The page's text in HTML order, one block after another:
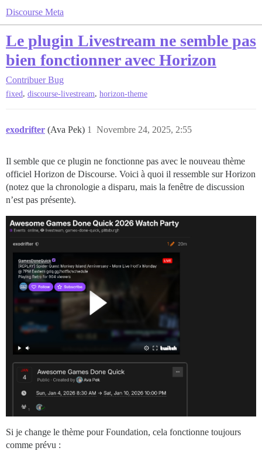
Discourse Meta
Le plugin Livestream ne semble pas
bien fonctionner avec Horizon
Contribuer Bug
fixed, discourse-livestream, horizon-theme
exodrifter (Ava Pek) Novembre 24, 2025, 2:55
1
Il semble que ce plugin ne fonctionne pas avec le nouveau thème
officiel Horizon de Discourse. Voici à quoi il ressemble sur Horizon
(notez que la chronologie a disparu, mais la fenêtre de discussion
n’est pas présente).
Si je change le thème pour Foundation, cela fonctionne toujours
comme prévu :